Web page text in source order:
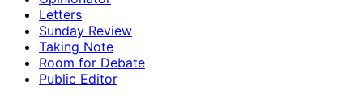
Letters
Sunday Review
Taking Note
Room for Debate
Public Editor